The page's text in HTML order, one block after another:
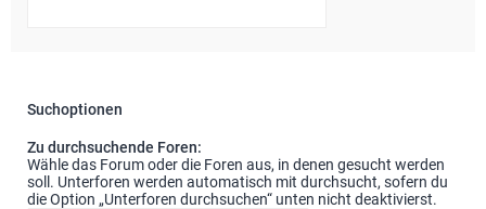
Suchoptionen
Zu durchsuchende Foren:
Wähle das Forum oder die Foren aus, in denen gesucht werden
soll. Unterforen werden automatisch mit durchsucht, sofern du
die Option „Unterforen durchsuchen“ unten nicht deaktivierst.